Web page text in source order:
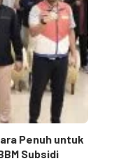
Penuh untuk
Subsidi